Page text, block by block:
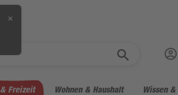
✕
Freizeit Wohnen & Haushalt Wissen